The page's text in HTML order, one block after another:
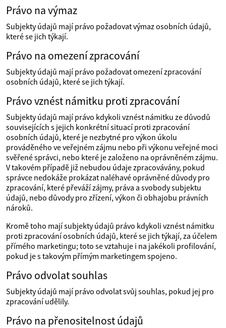
Právo na výmaz
Subjekty údajů mají právo požadovat výmaz osobních údajů,
které se jich týkají.
Právo na omezení zpracování
Subjekty údajů mají právo požadovat omezení zpracování
osobních údajů, které se jich týkají.
Právo vznést námitku proti zpracování
Subjekty údajů mají právo kdykoli vznést námitku ze důvodů
souvisejících s jejich konkrétní situací proti zpracování
osobních údajů, které je nezbytné pro výkon úkolu
prováděného ve veřejném zájmu nebo při výkonu veřejné moci
svěřené správci, nebo které je založeno na oprávněném zájmu.
V takovém případě již nebudou údaje zpracovávány, pokud
správce nedokáže prokázat naléhavé oprávněné důvody pro
zpracování, které převáží zájmy, práva a svobody subjektu
údajů, nebo důvody pro zřízení, výkon či obhajobu právních
nároků.
Kromě toho mají subjekty údajů právo kdykoli vznést námitku
proti zpracování osobních údajů, které se jich týkají, za účelem
přímého marketingu; toto se vztahuje i na jakékoli profilování,
pokud je s takovým přímým marketingem spojeno.
Právo odvolat souhlas
Subjekty údajů mají právo odvolat svůj souhlas, pokud jej pro
zpracování udělily.
Právo na přenositelnost údajů